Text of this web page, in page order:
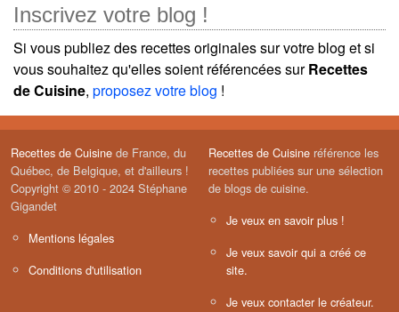
Inscrivez votre blog !
Si vous publiez des recettes originales sur votre blog et si
vous souhaitez qu'elles soient référencées surRecettes
de Cuisine, proposez votre blog !
Recettes de Cuisine de France, du
Québec, de Belgique, et d'ailleurs !
Copyright © 2010 - 2024 Stéphane
Gigandet
Mentions légales
Conditions d'utilisation
Recettes de Cuisine référence les
recettes publiées sur une sélection
de blogs de cuisine.
Je veux en savoir plus !
Je veux savoir qui a créé ce
site.
Je veux contacter le créateur.